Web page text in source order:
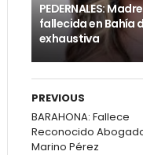
PEDERNALES:
fallecida en Bahía
exhaustiva
PREVIOUS
BARAHONA: Fallece
Reconocido
Marino Pérez